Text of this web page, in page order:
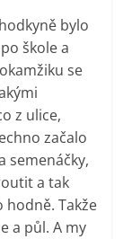
bylo
škole a
se
z ulice,
začalo
semenáčky,
a tak
hodně. Takže
a půl. A my